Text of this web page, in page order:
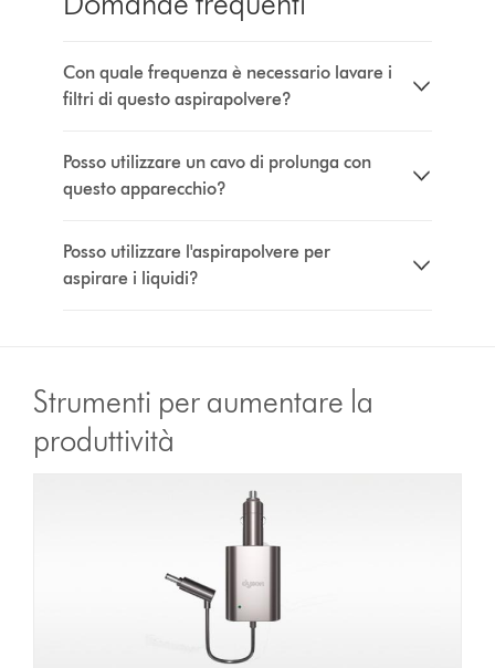
Con quale frequenza è necessario lavare i
filtri di questo aspirapolvere?
Posso utilizzare un cavo di prolunga con
questo apparecchio?
Posso utilizzare l'aspirapolvere per
aspirare i liquidi?
Strumenti per aumentare la
produttività